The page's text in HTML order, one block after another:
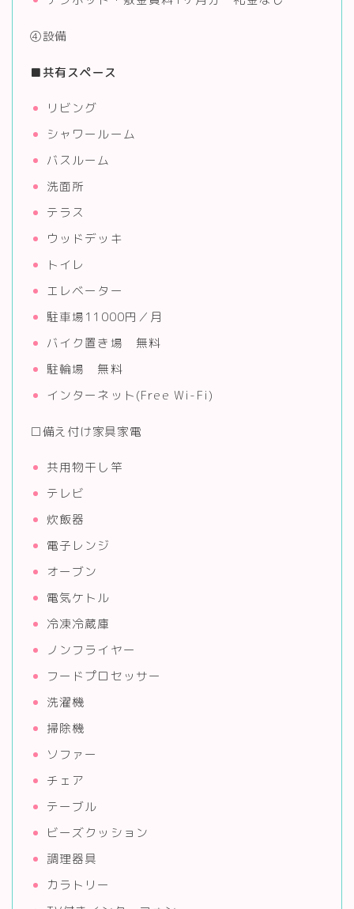
④設備
■共有スペース
リビング
シャワールーム
バスルーム
洗面所
テラス
ウッドデッキ
トイレ
エレベーター
駐車場11000円／月
バイク置き場 無料
駐輪場 無料
インターネット(Free Wi-Fi)
□備え付け家具家電
共用物干し竿
テレビ
炊飯器
電子レンジ
オーブン
電気ケトル
冷凍冷蔵庫
ノンフライヤー
フードプロセッサー
洗濯機
掃除機
ソファー
チェア
テーブル
ビーズクッション
調理器具
カラトリー